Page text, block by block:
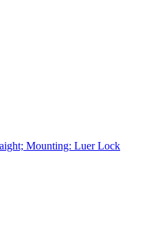
Mounting: Luer Lock